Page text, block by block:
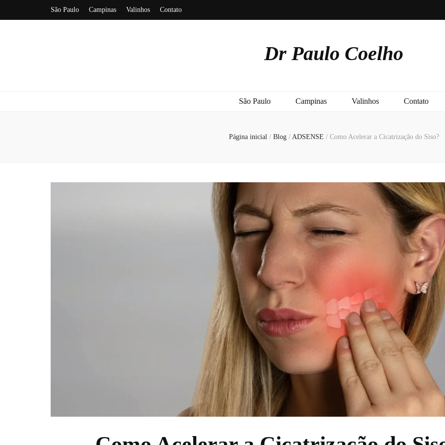
São Paulo Campinas Valinhos Contato
Dr Paulo Coelho
São Paulo Campinas Valinhos Contato
Página inicial / Blog / ADSENSE / Como Acelerar a Cicatrização do Siso?